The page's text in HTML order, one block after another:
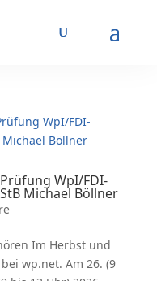
WpI/FDI-
Michael Böllner
Im Herbst und
wp.net. Am 26. (9